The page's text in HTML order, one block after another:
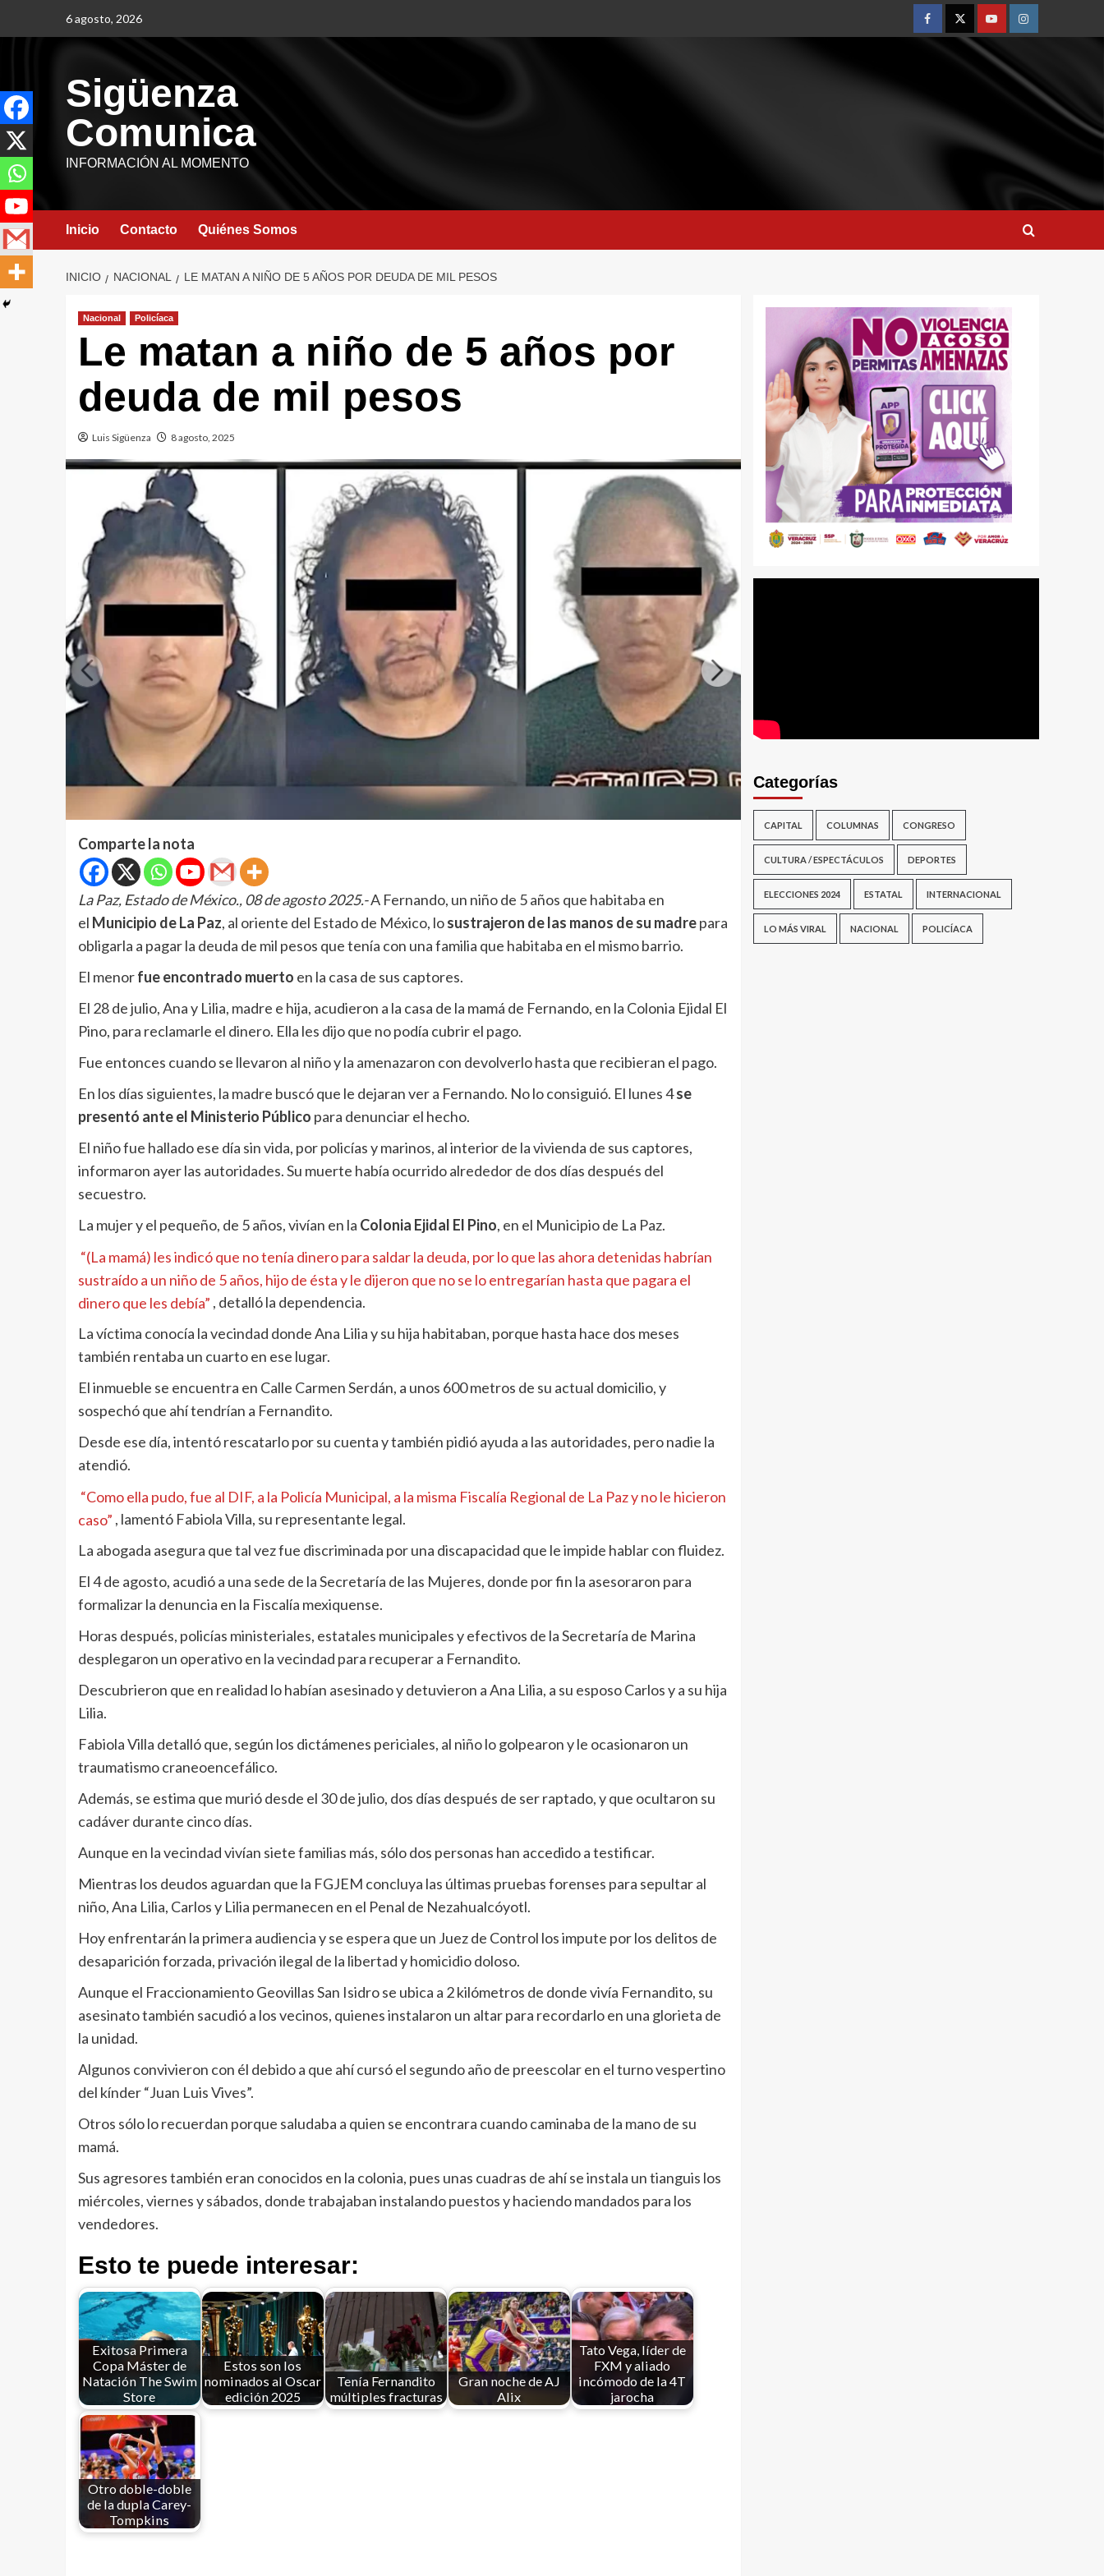
6 agosto, 2026
Sigüenza
Comunica
INFORMACIÓN AL MOMENTO
Inicio Contacto Quiénes Somos
INICIO NACIONAL LE MATAN A NIÑO DE 5 AÑOS POR DEUDA DE MIL PESOS
Nacional Policíaca
Le matan a niño de 5 años por
deuda de mil pesos
Luis Sigüenza 8 agosto, 2025
Comparte la nota
La Paz, Estado de México., 08 de agosto 2025.-A Fernando, un niño de 5 años que habitaba en
el Municipio de La Paz, al oriente del Estado de México, losustrajeron de las manos de su madrepara
obligarla a pagar la deuda de mil pesos que tenía con una familia que habitaba en el mismo barrio.
El menorfue encontrado muerto en la casa de sus captores.
El 28 de julio, Ana y Lilia, madre e hija, acudieron a la casa de la mamá de Fernando, en la Colonia Ejidal El
Pino, para reclamarle el dinero. Ella les dijo que no podía cubrir el pago.
Fue entonces cuando se llevaron al niño y la amenazaron con devolverlo hasta que recibieran el pago.
En los días siguientes, la madre buscó que le dejaran ver a Fernando. No lo consiguió. El lunes 4se
presentó ante el Ministerio Público para denunciar el hecho.
El niño fue hallado ese día sin vida, por policías y marinos, al interior de la vivienda de sus captores,
informaron ayer las autoridades. Su muerte había ocurrido alrededor de dos días después del
secuestro.
La mujer y el pequeño, de 5 años, vivían en la Colonia Ejidal El Pino, en el Municipio de La Paz.
“(La mamá) les indicó que no tenía dinero para saldar la deuda, por lo que las ahora detenidas habrían
sustraído a un niño de 5 años, hijo de ésta y le dijeron que no se lo entregarían hasta que pagara el
dinero que les debía” , detalló la dependencia.
La víctima conocía la vecindad donde Ana Lilia y su hija habitaban, porque hasta hace dos meses
también rentaba un cuarto en ese lugar.
El inmueble se encuentra en Calle Carmen Serdán, a unos 600 metros de su actual domicilio, y
sospechó que ahí tendrían a Fernandito.
Desde ese día, intentó rescatarlo por su cuenta y también pidió ayuda a las autoridades, pero nadie la
atendió.
“Como ella pudo, fue al DIF, a la Policía Municipal, a la misma Fiscalía Regional de La Paz y no le hicieron
caso” , lamentó Fabiola Villa, su representante legal.
La abogada asegura que tal vez fue discriminada por una discapacidad que le impide hablar con fluidez.
El 4 de agosto, acudió a una sede de la Secretaría de las Mujeres, donde por fin la asesoraron para
formalizar la denuncia en la Fiscalía mexiquense.
Horas después, policías ministeriales, estatales municipales y efectivos de la Secretaría de Marina
desplegaron un operativo en la vecindad para recuperar a Fernandito.
Descubrieron que en realidad lo habían asesinado y detuvieron a Ana Lilia, a su esposo Carlos y a su hija
Lilia.
Fabiola Villa detalló que, según los dictámenes periciales, al niño lo golpearon y le ocasionaron un
traumatismo craneoencefálico.
Además, se estima que murió desde el 30 de julio, dos días después de ser raptado, y que ocultaron su
cadáver durante cinco días.
Aunque en la vecindad vivían siete familias más, sólo dos personas han accedido a testificar.
Mientras los deudos aguardan que la FGJEM concluya las últimas pruebas forenses para sepultar al
niño, Ana Lilia, Carlos y Lilia permanecen en el Penal de Nezahualcóyotl.
Hoy enfrentarán la primera audiencia y se espera que un Juez de Control los impute por los delitos de
desaparición forzada, privación ilegal de la libertad y homicidio doloso.
Aunque el Fraccionamiento Geovillas San Isidro se ubica a 2 kilómetros de donde vivía Fernandito, su
asesinato también sacudió a los vecinos, quienes instalaron un altar para recordarlo en una glorieta de
la unidad.
Algunos convivieron con él debido a que ahí cursó el segundo año de preescolar en el turno vespertino
del kínder “Juan Luis Vives”.
Otros sólo lo recuerdan porque saludaba a quien se encontrara cuando caminaba de la mano de su
mamá.
Sus agresores también eran conocidos en la colonia, pues unas cuadras de ahí se instala un tianguis los
miércoles, viernes y sábados, donde trabajaban instalando puestos y haciendo mandados para los
vendedores.
Esto te puede interesar:
Exitosa Primera
Copa Máster de
Natación The Swim
Store
Estos son los
nominados al Oscar
edición 2025
Tenía Fernandito
múltiples fracturas
Gran noche de AJ
Alix
Tato Vega, líder de
FXM y aliado
incómodo de la 4T
jarocha
Otro doble-doble
de la dupla Carey-
Tompkins
Categorías
CAPITAL COLUMNAS CONGRESO
CULTURA / ESPECTÁCULOS DEPORTES
ELECCIONES 2024 ESTATAL INTERNACIONAL
LO MÁS VIRAL NACIONAL POLICÍACA